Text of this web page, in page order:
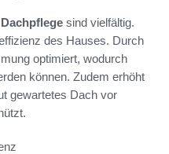
Dachpflege sind vielfältig.
des Hauses. Durch
optimiert, wodurch
können. Zudem erhöht
gewartetes Dach vor